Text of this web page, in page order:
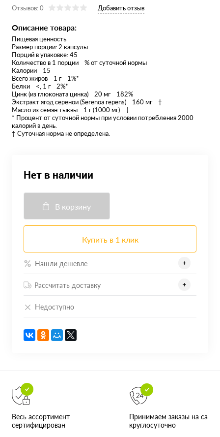
Отзывов: 0 Добавить отзыв
Описание товара:
Пищевая ценность
Размер порции: 2 капсулы
Порций в упаковке: 45
Количество в 1 порции % от суточной нормы
Калории 15
Всего жиров 1 г 1%*
Белки <, 1 г 2%*
Цинк (из глюконата цинка) 20 мг 182%
Экстракт ягод серенои (Serenoa repens) 160 мг †
Масло из семян тыквы 1 г (1000 мг) †
* Процент от суточной нормы при условии потребления 2000
калорий в день.
† Суточная норма не определена.
Нет в наличии
В корзину
Купить в 1 клик
Нашли дешевле
Рассчитать доставку
Недоступно
Весь ассортимент
сертифицирован
Принимаем заказы на сайте
круглосуточно